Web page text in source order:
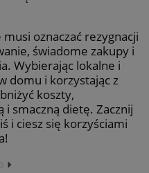
oznaczać rezygnacji
świadome zakupy i
Wybierając lokalne i
domu i korzystając z
koszty,
i smaczną dietę. Zacznij
i ciesz się korzyściami
⏵︎